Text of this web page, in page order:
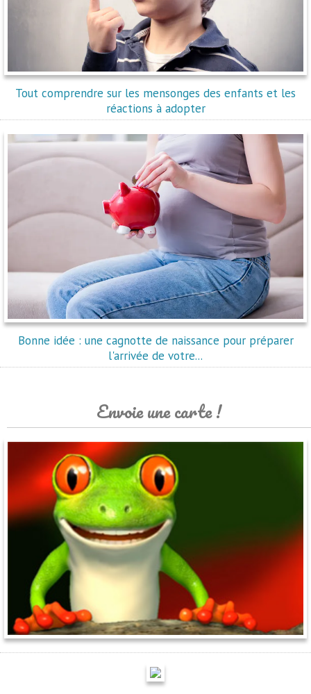
Tout comprendre sur les mensonges des enfants et les
réactions à adopter
Bonne idée : une cagnotte de naissance pour préparer
l'arrivée de votre...
Envoie une carte !